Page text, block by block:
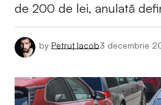
de 200 de lei, anulată
by Petruț Iacob3 decembrie